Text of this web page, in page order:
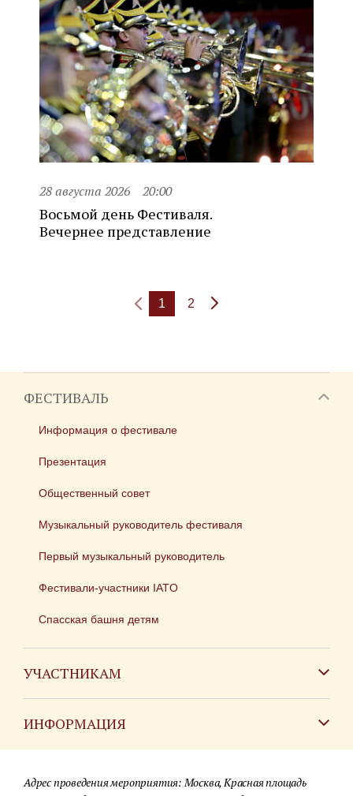
28 августа 2026 20:00
Восьмой день Фестиваля.
Вечернее представление
1 2
ФЕСТИВАЛЬ
Информация о фестивале
Презентация
Общественный совет
Музыкальный руководитель фестиваля
Первый музыкальный руководитель
Фестивали-участники IATO
Спасская башня детям
УЧАСТНИКАМ
ИНФОРМАЦИЯ
Для СМИ
Адрес проведения мероприятия: Москва, Красная площадь